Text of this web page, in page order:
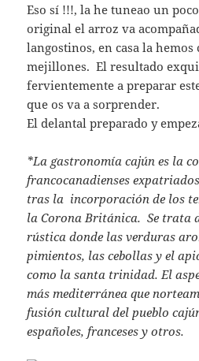
Eso sí !!!, la he tuneao un
original el arroz va
langostinos, en casa la hemos
mejillones. El resultado
fervientemente a preparar
que os va a sorprender.
El delantal preparado y
*La gastronomía cajún es la
francocanadienses
tras la incorporación de los
la Corona Británica. Se trata
rústica donde las verduras
pimientos, las cebollas y el
como la santa trinidad. El
más mediterránea que
fusión cultural del pueblo
españoles, franceses y otros.